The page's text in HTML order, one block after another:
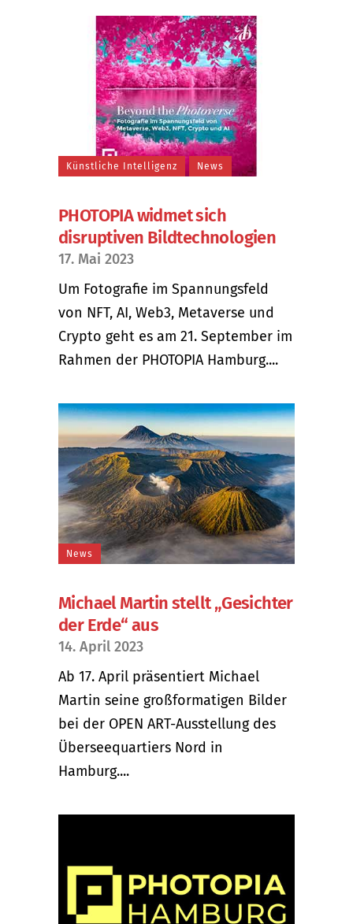
Künstliche Intelligenz News
PHOTOPIA widmet sich
disruptiven Bildtechnologien
17. Mai 2023
Um Fotografie im Spannungsfeld
von NFT, AI, Web3, Metaverse und
Crypto geht es am 21. September im
Rahmen der PHOTOPIA Hamburg....
News
Michael Martin stellt „Gesichter
der Erde“ aus
14. April 2023
Ab 17. April präsentiert Michael
Martin seine großformatigen Bilder
bei der OPEN ART-Ausstellung des
Überseequartiers Nord in
Hamburg....